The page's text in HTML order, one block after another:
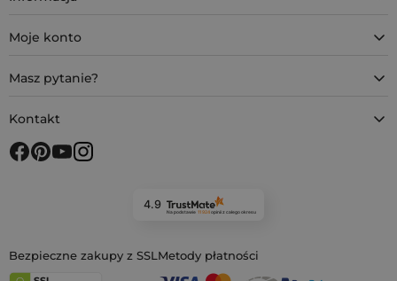
Moje konto
Masz pytanie?
Kontakt
4.9
Na podstawie 11 924opiniiz całego okresu
Bezpieczne zakupy z SSL Metody płatności